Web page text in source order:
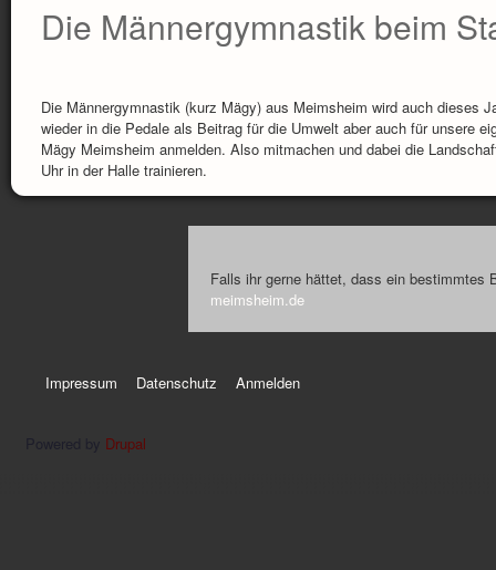
Die Männergymnastik beim
Die Männergymnastik (kurz Mägy) aus Meimsheim wird auch dieses
wieder in die Pedale als Beitrag für die Umwelt aber auch für unsere
Mägy Meimsheim anmelden. Also mitmachen und dabei die
Uhr in der Halle trainieren.
Falls ihr gerne hättet, dass ein
meimsheim.de
Impressum Datenschutz Anmelden
Drupal